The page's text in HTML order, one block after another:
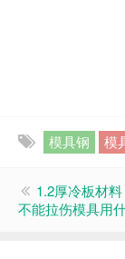
模具钢 模
1.2厚冷板材
不能拉伤模具用